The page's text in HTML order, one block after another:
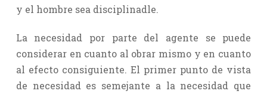
y el hombre sea disciplinadle.
La necesidad por parte del agente se puede
considerar en cuanto al obrar mismo y en cuanto
al efecto consiguiente. El primer punto de vista
de necesidad es semejante a la necesidad que